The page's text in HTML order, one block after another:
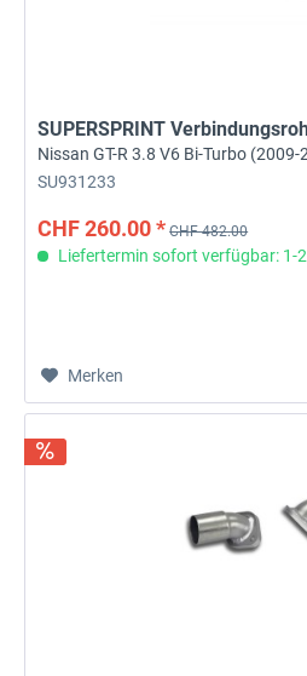
SUPERSPRINT
Nissan GT-R 3.8 V6 Bi-Turbo (2009-
SU931233
CHF 260.00 * CHF 482.00
Liefertermin sofort verfügbar: 1-
Merken